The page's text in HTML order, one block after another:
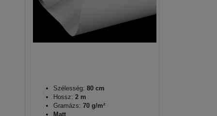
Szélesség: 80 cm
Hossz: 2 m
Gramázs: 70 g/m²
Matt